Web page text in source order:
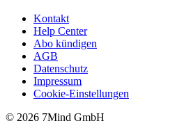
Kontakt
Help Center
Abo kündigen
AGB
Datenschutz
Impressum
Cookie-Einstellungen
© 2026 7Mind GmbH